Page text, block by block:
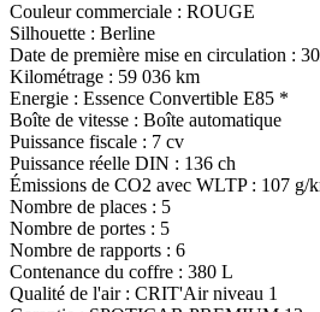
Couleur commerciale : ROUGE
Silhouette : Berline
Date de première mise en circulation :
Kilométrage : 59 036 km
Energie : Essence Convertible E85 *
Boîte de vitesse : Boîte automatique
Puissance fiscale : 7 cv
Puissance réelle DIN : 136 ch
Émissions de CO2 avec WLTP : 107 g/
Nombre de places : 5
Nombre de portes : 5
Nombre de rapports : 6
Contenance du coffre : 380 L
Qualité de l'air : CRIT'Air niveau 1